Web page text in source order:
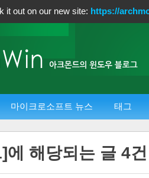
it out on our new site: https://
마이크로소프트 뉴스 태그
]에 해당되는 글 4건